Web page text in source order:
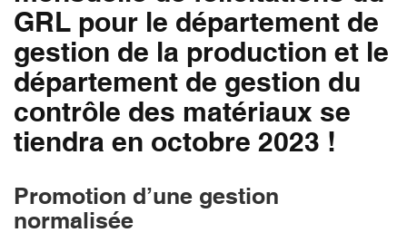
GRL pour le département de
gestion de la production et le
département de gestion du
contrôle des matériaux se
tiendra en octobre 2023 !
Promotion d’une gestion
normalisée